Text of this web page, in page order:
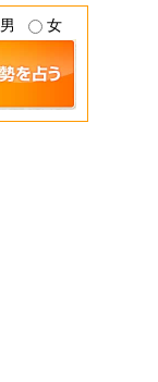
男 女